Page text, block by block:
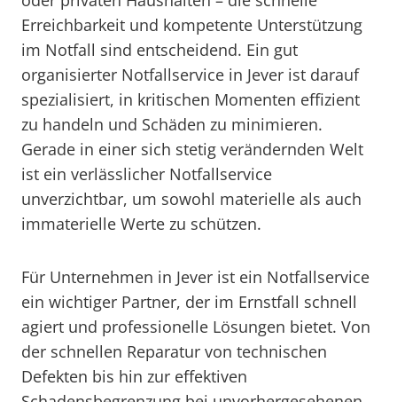
Erreichbarkeit und kompetente Unterstützung
im Notfall sind entscheidend. Ein gut
organisierter Notfallservice in Jever ist darauf
spezialisiert, in kritischen Momenten effizient
zu handeln und Schäden zu minimieren.
Gerade in einer sich stetig verändernden Welt
ist ein verlässlicher Notfallservice
unverzichtbar, um sowohl materielle als auch
immaterielle Werte zu schützen.
Für Unternehmen in Jever ist ein Notfallservice
ein wichtiger Partner, der im Ernstfall schnell
agiert und professionelle Lösungen bietet. Von
der schnellen Reparatur von technischen
Defekten bis hin zur effektiven